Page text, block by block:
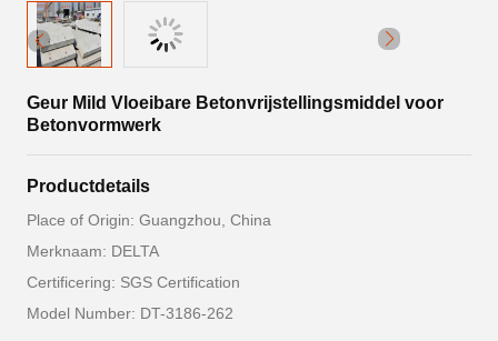
Geur Mild Vloeibare Betonvrijstellingsmiddel voor
Betonvormwerk
Productdetails
Place of Origin: Guangzhou, China
Merknaam: DELTA
Certificering: SGS Certification
Model Number: DT-3186-262